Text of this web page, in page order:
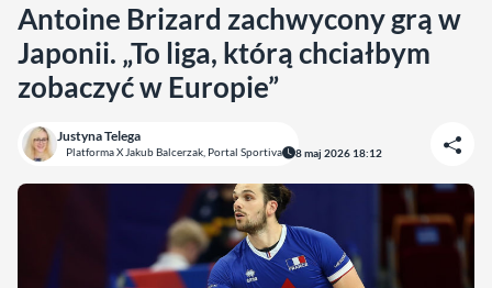
Antoine Brizard zachwycony grą w
Japonii. „To liga, którą chciałbym
zobaczyć w Europie”
Justyna Telega
Platforma X Jakub Balcerzak, Portal Sportiva 8 maj 2026 18:12